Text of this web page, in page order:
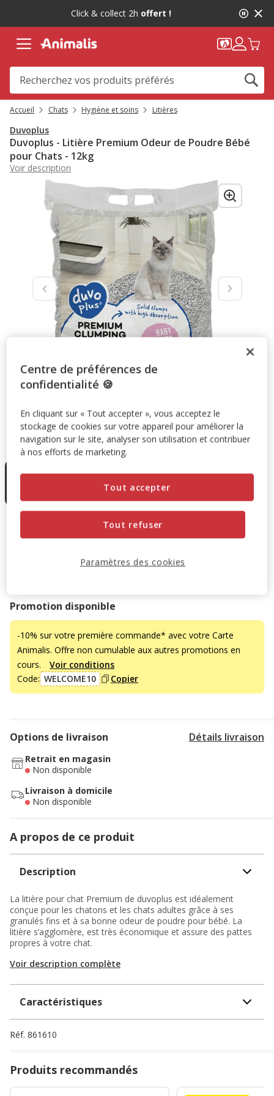
message,
Click & collect 2h offert !
Accueil Chats Hygiène et soins Litières
Duvoplus
Duvoplus - Litière Premium Odeur de Poudre Bébé
pour Chats - 12kg
Voir description
Taille:12kg
de stock
Promotion disponible
-10% sur votre première commande* avec votre Carte
Animalis. Offre non cumulable aux autres promotions en
cours.
Voir conditions
Code: WELCOME10 Copier
Temporairement en rupture de stock
Options de livraison Détails livraison
Retrait en magasin
Non disponible
Livraison à domicile
Non disponible
A propos de ce produit
Description
La litière pour chat Premium de duvoplus est idéalement
conçue pour les chatons et les chats adultes grâce à ses
granulés fins et à sa bonne odeur de poudre pour bébé. La
litière s’agglomère, est très économique et assure des pattes
propres à votre chat.
Voir description complète
Caractéristiques
Réf. 861610
Produits recommandés
Centre de préférences de
confidentialité 🍪
En cliquant sur « Tout accepter », vous acceptez le
stockage de cookies sur votre appareil pour améliorer la
navigation sur le site, analyser son utilisation et contribuer
à nos efforts de marketing.
Tout refuser
Tout accepter
Paramètres des cookies